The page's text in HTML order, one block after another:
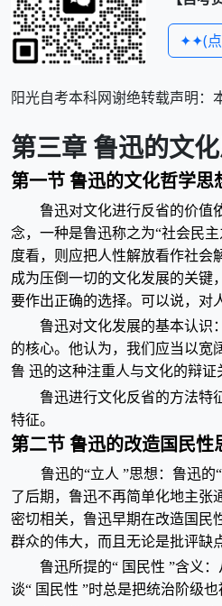
✦✦(点
阳光自考本科网谢绝转载声明
第三章 鲁迅的文
第一节 鲁迅的文化哲学思
鲁迅对文化进行反省的价值
念，一种是鲁迅称之为“社会民
度看，则应把人性解放看作社会
成为压倒一切的文化发展的关键
要作出正确的选择。可以说，对
鲁迅对文化发展的基本认识
的核心。他认为，我们应当以宽
鲁 迅的这种注重人与文化的辩证
鲁迅进行文化反省的方法特
特征。
第二节 鲁迅的改造国民性
鲁迅的“立人 ”思想：鲁迅的
了后期，鲁迅不再简单化地主张
密切相关，鲁迅早期在改造国民
群众的伟大，而且无论是批评缺
鲁迅所提的“ 国民性 ”含义
谈“ 国民性 ”时总是把统治阶级